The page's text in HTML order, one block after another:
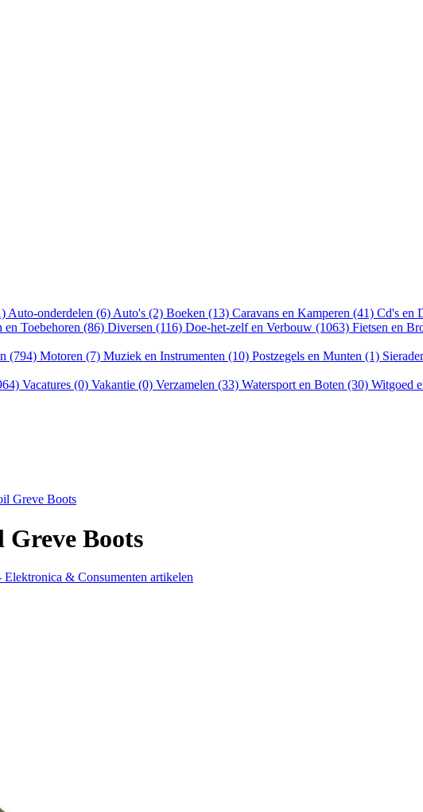
Auto-onderdelen (6) Auto's (2) Boeken (13) Caravans en Kamperen (41) Cd's en
en Toebehoren (86) Diversen (116) Doe-het-zelf en Verbouw (1063) Fietsen en
(794) Motoren (7) Muziek en Instrumenten (10) Postzegels en Munten (1)
Vacatures (0) Vakantie (0) Verzamelen (33) Watersport en Boten (30) Witgoed
Greve Boots
Boots
& Consumenten artikelen